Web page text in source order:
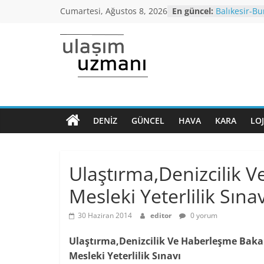
Cumartesi, Ağustos 8, 2026 En güncel: Balıkesir-
Dönem
kriterleri
Ulaşım
Uzmanı
UlaşımınDENIZ GÜNCEL HAVA KARA
Ulaştırma,Denizcilik
Mesleki Yeterlilik
30 Haziran 2014 editor 0 yorum
Ulaştırma,Denizcilik Ve Haberleşme
Mesleki Yeterlilik Sınavı